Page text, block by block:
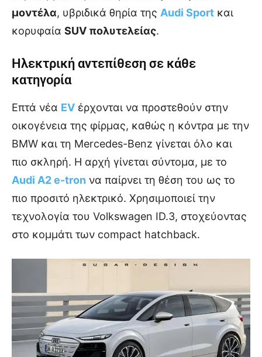
μοντέλα, υβριδικά θηρία της Audi Sport και
κορυφαία SUV πολυτελείας.
Ηλεκτρική αντεπίθεση σε κάθε
κατηγορία
Επτά νέα EV έρχονται να προστεθούν στην
οικογένεια της φίρμας, καθώς η κόντρα με την
BMW και τη Mercedes-Benz γίνεται όλο και
πιο σκληρή. Η αρχή γίνεται σύντομα, με το
Audi A2 e-tron να παίρνει τη θέση του ως το
πιο προσιτό ηλεκτρικό. Χρησιμοποιεί την
τεχνολογία του Volkswagen ID.3, στοχεύοντας
στο κομμάτι των compact hatchback.